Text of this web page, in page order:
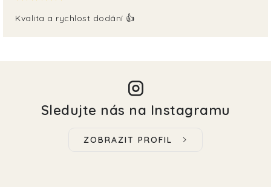
Kvalita a rychlost dodání 👍
Sledujte nás na Instagramu
ZOBRAZIT PROFIL